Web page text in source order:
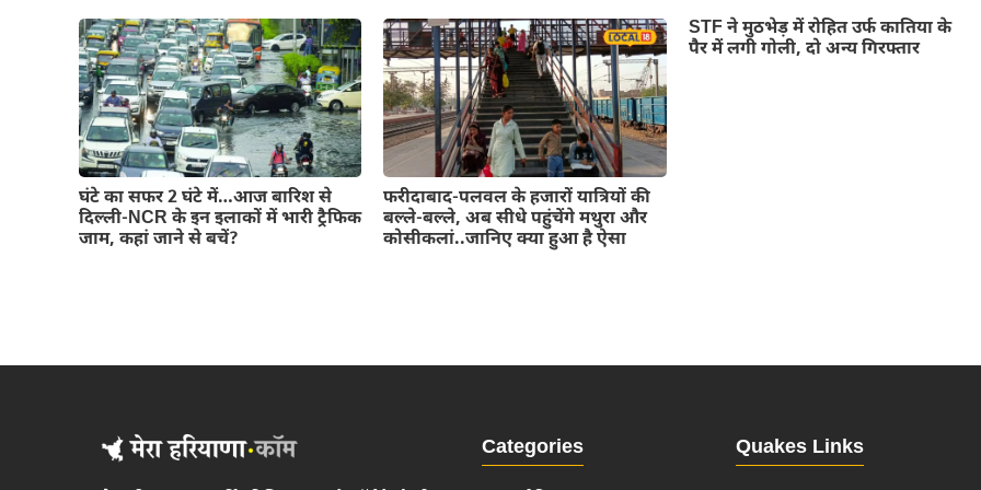
घंटे का सफर 2 घंटे में…आज बारिश से
दिल्ली-NCR के इन इलाकों में भारी ट्रैफिक
जाम, कहां जाने से बचें?
फरीदाबाद-पलवल के हजारों यात्रियों की
बल्ले-बल्ले, अब सीधे पहुंचेंगे मथुरा और
कोसीकलां..जानिए क्या हुआ है ऐसा
STF ने मुठभेड़ में रोहित उर्फ कातिया के
पैर में लगी गोली, दो अन्य गिरफ्तार
Categories Quakes Links